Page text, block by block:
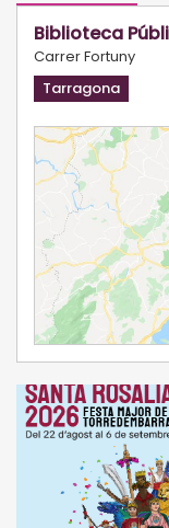
Biblioteca
Carrer Fortuny
Tarragona